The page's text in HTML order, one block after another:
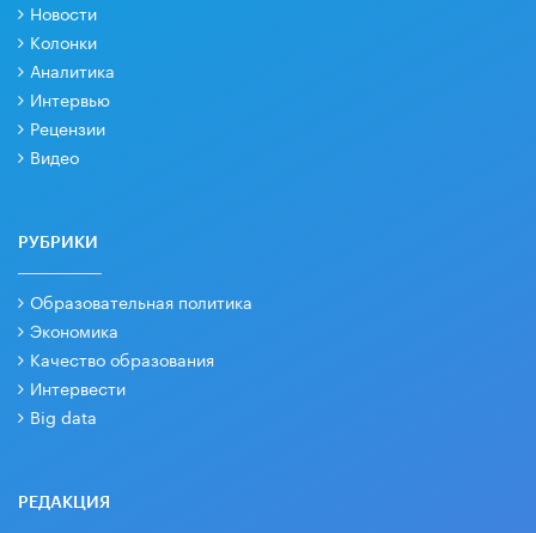
Новости
Колонки
Аналитика
Интервью
Рецензии
Видео
РУБРИКИ
Образовательная политика
Экономика
Качество образования
Интервести
Big data
РЕДАКЦИЯ